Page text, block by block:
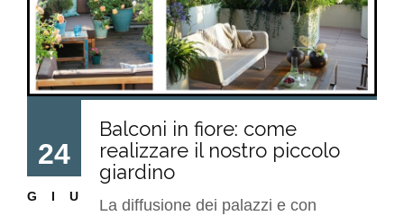
24
GIU
Balconi in fiore: come
realizzare il nostro piccolo
giardino
La diffusione dei palazzi e con